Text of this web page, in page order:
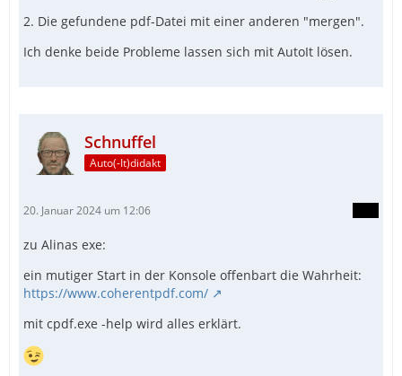
2. Die gefundene pdf-Datei mit einer anderen "mergen".
Ich denke beide Probleme lassen sich mit AutoIt lösen.
Schnuffel
Auto(-It)didakt
20. Januar 2024 um 12:06
zu Alinas exe:
ein mutiger Start in der Konsole offenbart die Wahrheit:
https://www.coherentpdf.com/
mit cpdf.exe -help wird alles erklärt.